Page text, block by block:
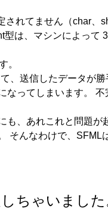
れてません（char
は、マシンによって
。
、送信したデータが
ってしまいます。
も、あれこれと問題
そんなわけで、
ちゃいました